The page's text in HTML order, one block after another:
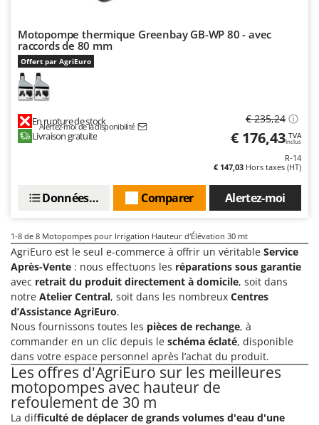
Mastercook
Masterpro
McCulloch
MCH
Michelin
Mille
More than chef
MOVA
Mowox
MTD
N
New O.M.R.A.
Nilfisk
Ninja
Novatec
Novital
Motopompe thermique Greenbay GB-WP 80 - avec
raccords de 80 mm
Offert par AgriEuro
En rupture de stock
Alertez-moi de la disponibilité
Livraison gratuite
€ 235,24
€ 176,43 TVA
Inclus
R-14
€ 147,03 Hors taxes (HT)
Alertez-moi
Comparer
Données techniques
1-8 de 8 Motopompes pour Irrigation Hauteur d'Élévation 30 mt
AgriEuro est le seul e-commerce à offrir un véritable Service
Après-Vente : nous effectuons les réparations sous garantie
avec retrait du produit directement à domicile, soit dans
notre Atelier Central, soit dans les nombreux Centres
d’Assistance AgriEuro.
Nous fournissons toutes les pièces de rechange, à
commander en un clic depuis le schéma éclaté, disponible
dans votre espace personnel après l’achat du produit.
Les offres d'AgriEuro sur les meilleures
motopompes avec hauteur de
refoulement de 30 m
La difficulté de déplacer de grands volumes d'eau d'une